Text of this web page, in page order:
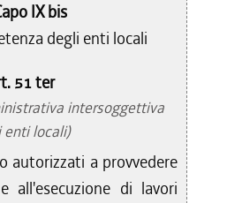
IX bis
degli enti locali
51 ter
intersoggettiva
enti locali)
autorizzati a provvedere
all'esecuzione di lavori